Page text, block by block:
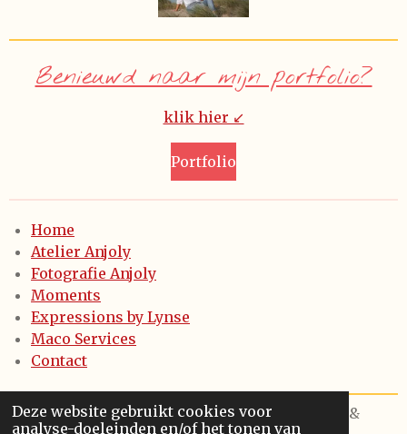
Deze website gebruikt cookies voor
analyse-doeleinden en/of het tonen van
Benieuwd naar mijn portfolio?
klik hier ↙️
Portfolio
Home
Atelier Anjoly
Fotografie Anjoly
Moments
Expressions by Lynse
Maco Services
Contact
© 2021 - 2024 - Anjoly keramiek & fotografie &